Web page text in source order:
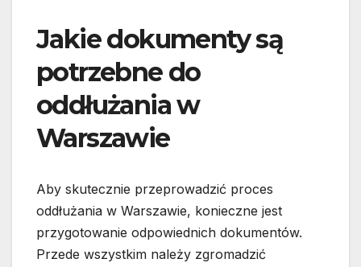
Jakie dokumenty są
potrzebne do
oddłużania w
Warszawie
Aby skutecznie przeprowadzić proces
oddłużania w Warszawie, konieczne jest
przygotowanie odpowiednich dokumentów.
Przede wszystkim należy zgromadzić